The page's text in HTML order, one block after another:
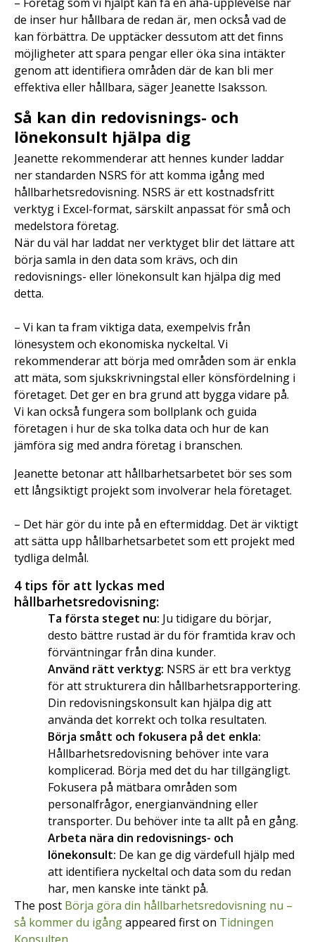
de inser hur hållbara de redan är, men också vad de
kan förbättra. De upptäcker dessutom att det finns
möjligheter att spara pengar eller öka sina intäkter
genom att identifiera områden där de kan bli mer
effektiva eller hållbara, säger Jeanette Isaksson.
Så kan din redovisnings- och
lönekonsult hjälpa dig
Jeanette rekommenderar att hennes kunder laddar
ner standarden NSRS för att komma igång med
hållbarhetsredovisning. NSRS är ett kostnadsfritt
verktyg i Excel-format, särskilt anpassat för små och
medelstora företag.
När du väl har laddat ner verktyget blir det lättare att
börja samla in den data som krävs, och din
redovisnings- eller lönekonsult kan hjälpa dig med
detta.
– Vi kan ta fram viktiga data, exempelvis från
lönesystem och ekonomiska nyckeltal. Vi
rekommenderar att börja med områden som är enkla
att mäta, som sjukskrivningstal eller könsfördelning i
företaget. Det ger en bra grund att bygga vidare på.
Vi kan också fungera som bollplank och guida
företagen i hur de ska tolka data och hur de kan
jämföra sig med andra företag i branschen.
Jeanette betonar att hållbarhetsarbetet bör ses som
ett långsiktigt projekt som involverar hela företaget.
– Det här gör du inte på en eftermiddag. Det är viktigt
att sätta upp hållbarhetsarbetet som ett projekt med
tydliga delmål.
4 tips för att lyckas med
hållbarhetsredovisning:
Ta första steget nu: Ju tidigare du börjar,
desto bättre rustad är du för framtida krav och
förväntningar från dina kunder.
Använd rätt verktyg: NSRS är ett bra verktyg
för att strukturera din hållbarhetsrapportering.
Din redovisningskonsult kan hjälpa dig att
använda det korrekt och tolka resultaten.
Börja smått och fokusera på det enkla:
Hållbarhetsredovisning behöver inte vara
komplicerad. Börja med det du har tillgängligt.
Fokusera på mätbara områden som
personalfrågor, energianvändning eller
transporter. Du behöver inte ta allt på en gång.
Arbeta nära din redovisnings- och
lönekonsult: De kan ge dig värdefull hjälp med
att identifiera nyckeltal och data som du redan
har, men kanske inte tänkt på.
The post Börja göra din hållbarhetsredovisning nu –
så kommer du igångappeared first on Tidningen